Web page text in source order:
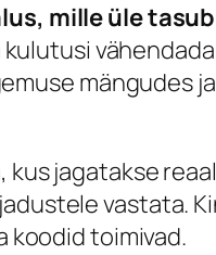
mille üle
mängudes
jagatakse
vastata.
koodid toimivad.